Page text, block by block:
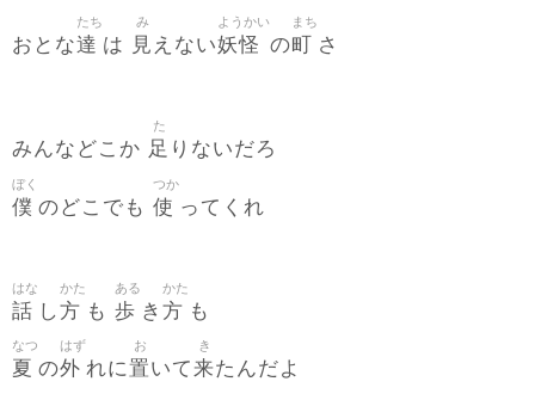
おとな達
たち
は 見
み
えない妖怪
ようかい
の町
まち
さ
みんなどこか 足
た
りないだろ
僕
ぼく
のどこでも 使
つか
ってくれ
話
はな
し方
かた
も 歩
ある
き 方
かた
も
夏
なつ
の外
はず
れに置
お
いて来
き
たんだよ